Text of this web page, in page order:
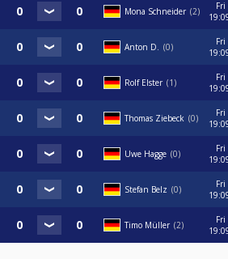
Mona Schneider 2
Fri
Anton D. 0
Fri
Rolf Elster 1
Fri
Thomas Ziebeck 0
Fri
Uwe Hagge 0
Fri
Stefan Belz 0
Fri
Timo Müller 2
Fri